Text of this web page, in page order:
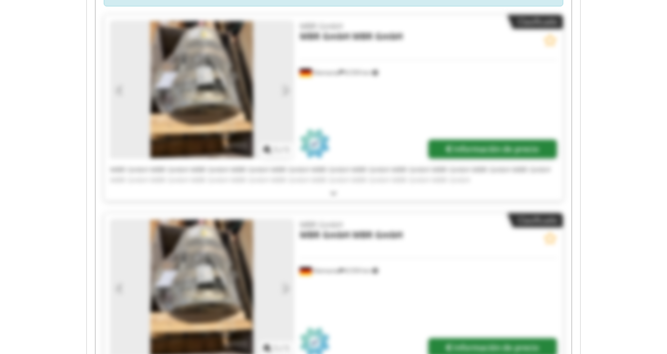
Alemania 8.559 km
MBR GmbH
MBR GmbHMBR GmbH
Información de precio
MBR GmbH MBR GmbH MBR GmbH MBR GmbH MBR GmbH MBR GmbH MBR GmbH MBR GmbH MBR GmbH MBR GmbH MBR GmbH
Clasificado
Alemania 8.559 km
MBR GmbH
MBR GmbHMBR GmbH
Información de precio